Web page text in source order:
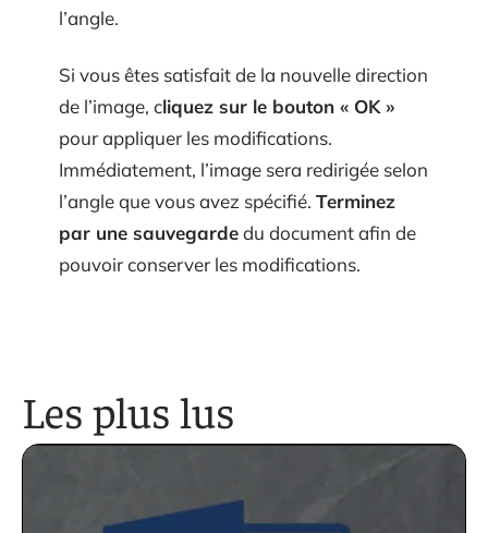
l’angle.
Si vous êtes satisfait de la nouvelle direction
de l’image, cliquez sur le bouton « OK »
pour appliquer les modifications.
Immédiatement, l’image sera redirigée selon
l’angle que vous avez spécifié. Terminez
par une sauvegardedu document afin de
pouvoir conserver les modifications.
Les plus lus